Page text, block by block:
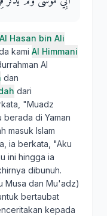
Al Hasan bin Ali
kami Al Himmani
Al
dan
dari
"Muadz
di Yaman
masuk Islam
ia berkata, "Aku
ini hingga ia
dibunuh.
Musa dan Mu'adz)
bertaubat
kepada